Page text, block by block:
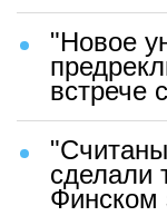
"Новое
встрече
сделали
Финском